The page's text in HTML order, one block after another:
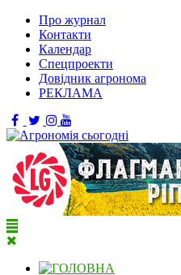
Про журнал
Контакти
Календар
Спецпроекти
Довідник агронома
РЕКЛАМА